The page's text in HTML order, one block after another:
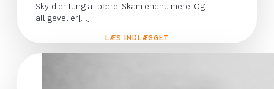
Skyld er tung at bære. Skam endnu mere. Og
alligevel er[…]
LÆS INDLÆGGET